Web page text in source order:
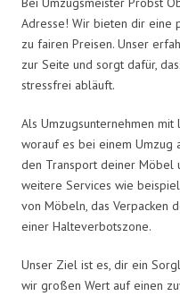
Adresse! Wir bieten dir eine
zu fairen Preisen. Unser
zur Seite und sorgt dafür,
stressfrei abläuft.
Als Umzugsunternehmen
worauf es bei einem Umzug
den Transport deiner Möbel
weitere Services wie
von Möbeln, das Verpacken
einer Halteverbotszone.
Unser Ziel ist es, dir ein
wir großen Wert auf einen